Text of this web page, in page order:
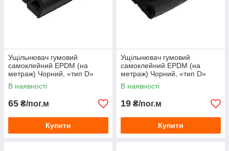
Ущільнювач гумовий
самоклейний EPDM (на
метраж) Чорний, «тип D»
14×12 мм
В наявності
65 ₴/пог.м
Купити
Ущільнювач гумовий
самоклейний EPDM (на
метраж) Чорний, «тип D»
9×5.5 мм
В наявності
19 ₴/пог.м
Купити